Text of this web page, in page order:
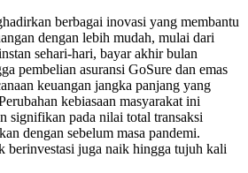
berbagai inovasi yang membantu
dengan lebih mudah, mulai dari
sehari-hari, bayar akhir bulan
pembelian asuransi GoSure dan emas
keuangan jangka panjang yang
kebiasaan masyarakat ini
signifikan pada nilai total transaksi
dengan sebelum masa pandemi.
berinvestasi juga naik hingga tujuh kali